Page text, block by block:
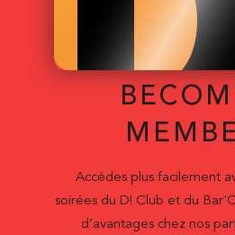
Accédes plus facilement
soirées du D! Club et du
d’avantages chez nos